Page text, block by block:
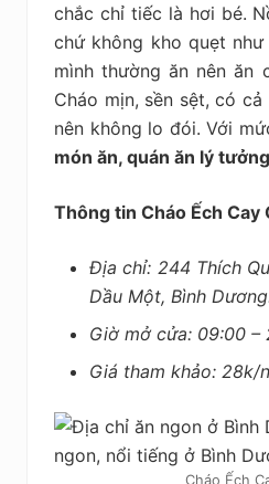
chắc chỉ tiếc là hơi bé.
chứ không kho quẹt
mình thường ăn nên ăn
Cháo mịn, sền sệt, có
nên không lo đói. Với
món ăn, quán ăn lý
Thông tin Cháo Ếch Cay
Địa chỉ: 244 Thích
Dầu Một, Bình
Giờ mở cửa: 09:00 –
Giá tham khảo: 28k/
Cháo Ếch